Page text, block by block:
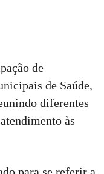
de
de Saúde,
diferentes
às